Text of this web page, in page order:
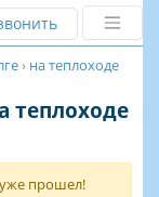
› на теплоходе
теплоходе
прошел!